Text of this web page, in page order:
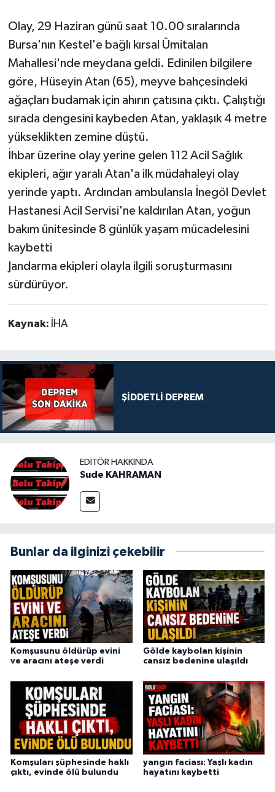
Olay, 29 Haziran günü saat 10.00 sıralarında
Bursa'nın Kestel'e bağlı kırsal Ümitalan
Mahallesi'nde meydana geldi. Edinilen bilgilere
göre, Hüseyin Atan (65), meyve bahçesindeki
ağaçları budamak için ahırın çatısına çıktı. Çalıştığı
sırada dengesini kaybeden Atan, yaklaşık 4 metre
yükseklikten zemine düştü.
İhbar üzerine olay yerine gelen 112 Acil Sağlık
ekipleri, ağır yaralı Atan'a ilk müdahaleyi olay
yerinde yaptı. Ardından ambulansla İnegöl Devlet
Hastanesi Acil Servisi'ne kaldırılan Atan, yoğun
bakım ünitesinde 8 günlük yaşam mücadelesini
kaybetti
Jandarma ekipleri olayla ilgili soruşturmasını
sürdürüyor.
Kaynak: İHA
ŞİDDETLİ DEPREM
EDITÖR HAKKINDA
Sude KAHRAMAN
Bunlar da ilginizi çekebilir
Komşusunu öldürüp evini
ve aracını ateşe verdi
Gölde kaybolan kişinin
cansız bedenine ulaşıldı
Komşuları şüphesinde haklı
çıktı, evinde ölü bulundu
yangın faciası: Yaşlı kadın
hayatını kaybetti